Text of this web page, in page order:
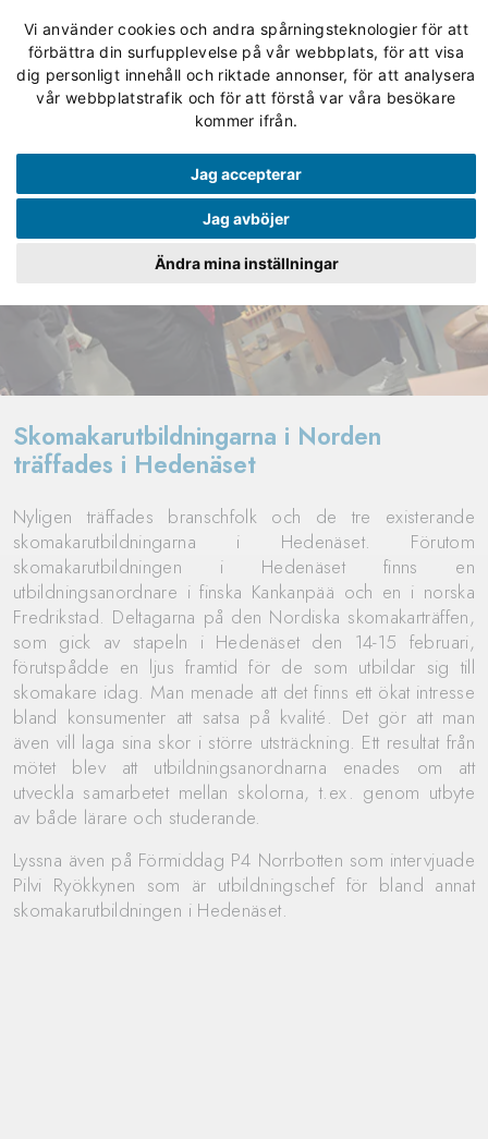
Vi använder cookies och andra spårningsteknologier för att
förbättra din surfupplevelse på vår webbplats, för att visa
dig personligt innehåll och riktade annonser, för att analysera
vår webbplatstrafik och för att förstå var våra besökare
kommer ifrån.
Jag accepterar
Jag avböjer
Ändra mina inställningar
Skomakarutbildningarna i Norden
träffades i Hedenäset
Nyligen träffades branschfolk och de tre existerande
skomakarutbildningarna i Hedenäset. Förutom
skomakarutbildningen i Hedenäset finns en
utbildningsanordnare i finska Kankanpää och en i norska
Fredrikstad. Deltagarna på den Nordiska skomakarträffen,
som gick av stapeln i Hedenäset den 14-15 februari,
förutspådde en ljus framtid för de som utbildar sig till
skomakare idag. Man menade att det finns ett ökat intresse
bland konsumenter att satsa på kvalité. Det gör att man
även vill laga sina skor i större utsträckning. Ett resultat från
mötet blev att utbildningsanordnarna enades om att
utveckla samarbetet mellan skolorna, t.ex. genom utbyte
av både lärare och studerande.
Lyssna även på Förmiddag P4 Norrbotten som intervjuade
Pilvi Ryökkynen som är utbildningschef för bland annat
skomakarutbildningen i Hedenäset.